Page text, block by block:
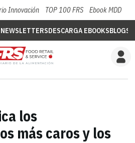
Innovación TOP 100 FRS Ebook MDD
DESCARGA EBOOKSBLOGS
los
más caros y los